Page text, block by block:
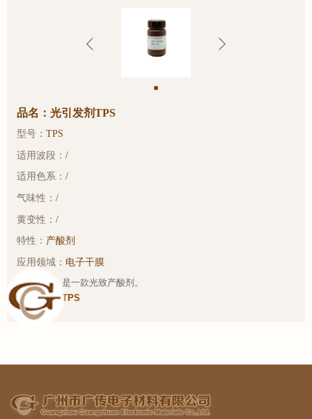
品名：光引发剂TPS
型号：TPS
适用波段：/
适用色系：/
气味性：/
黄变性：/
特性： 产酸剂
应用领域： 电子干膜
产品简介：是一款光致产酸剂。
样品链接：TPS